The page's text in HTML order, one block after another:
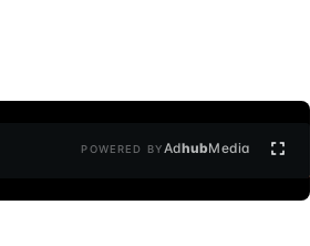
POWERED BYAdhubMedia